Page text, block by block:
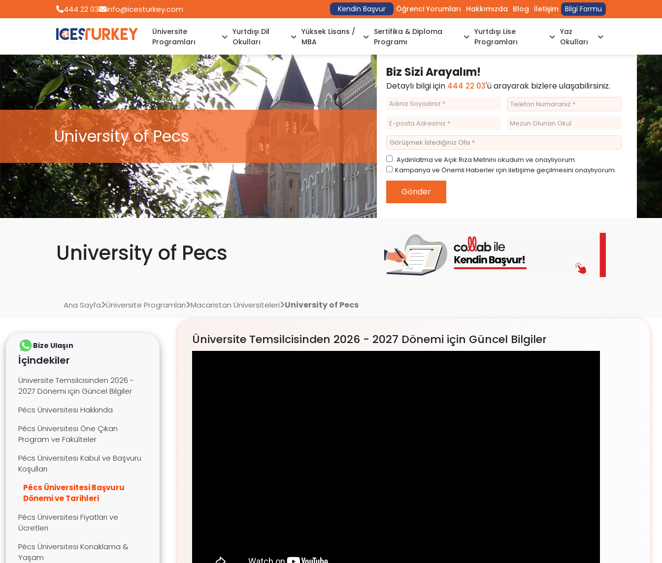
444 22 03 info@icesturkey.com Kendin Başvur Öğrenci Yorumları Hakkımızda Blog İletişim Bilgi Formu
Üniversite
Programları
Yurtdışı Dil
Okulları
Yüksek Lisans /
MBA
Sertifika & Diploma
Programı
Yurtdışı Lise
Programları
Yaz
Okulları
University of Pecs
Biz Sizi Arayalım!
Detaylı bilgi için 444 22 03'ü arayarak bizlere ulaşabilirsiniz.
Aydınlatma ve Açık Rıza Metnini okudum ve onaylıyorum.
Kampanya ve Önemli Haberler için iletişime geçilmesini onaylıyorum.
Gönder
University of Pecs
Ana Sayfa Üniversite Programları Macaristan Üniversiteleri University of Pecs
Bize Ulaşın
İçindekiler
Üniversite Temsilcisinden 2026 -
2027 Dönemi için Güncel Bilgiler
Pécs Üniversitesi Hakkında
Pécs Üniversitesi Öne Çıkan
Program ve Fakülteler
Pécs Üniversitesi Kabul ve Başvuru
Koşulları
Pécs Üniversitesi Başvuru
Dönemi ve Tarihleri
Pécs Üniversitesi Fiyatları ve
Ücretleri
Pécs Üniversitesi Konaklama &
Yaşam
Üniversite Temsilcisinden 2026 - 2027 Dönemi için Güncel Bilgiler